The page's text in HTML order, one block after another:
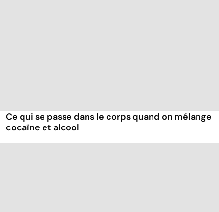
Ce qui se passe dans le corps quand on mélange
cocaïne et alcool